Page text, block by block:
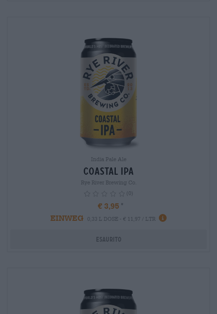
India Pale Ale
Coastal IPA
Rye River Brewing Co.
(0)
€ 3,95
EINWEG
0,33 L DOSE - € 11,97 / LTR info
Esaurito